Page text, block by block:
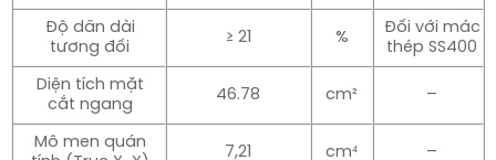
Độ dãn dài
tương đối
≥ 21 %
Đối với mác
thép SS400
Diện tích mặt
cắt ngang
46.78 cm² –
Mô men quán
7,21 cm⁴ –